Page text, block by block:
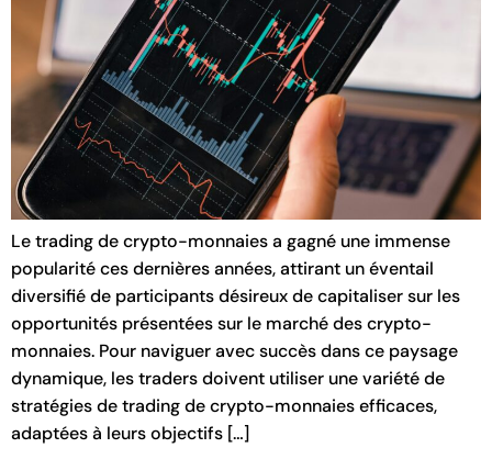
Le trading de crypto-monnaies a gagné une immense
popularité ces dernières années, attirant un éventail
diversifié de participants désireux de capitaliser sur les
opportunités présentées sur le marché des crypto-
monnaies. Pour naviguer avec succès dans ce paysage
dynamique, les traders doivent utiliser une variété de
stratégies de trading de crypto-monnaies efficaces,
adaptées à leurs objectifs […]